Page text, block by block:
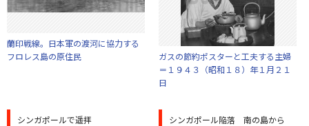
蘭印戦線。日本軍の渡河に協力する
フロレス島の原住民
ガスの節約ポスターと工夫する主婦
＝１９４３（昭和１８）年１月２１
日
シンガポールで遥拝
シンガポール陥落 南の島から